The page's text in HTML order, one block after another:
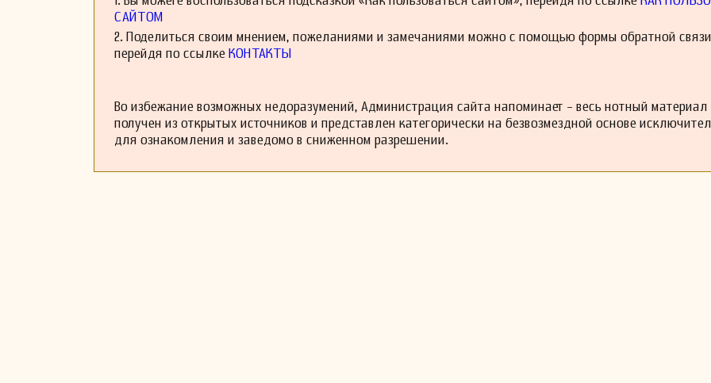
САЙТОМ
2. Поделиться своим мнением, пожеланиями и замечаниями можно с помощью формы обратной
перейдя по ссылке КОНТАКТЫ
Во избежание возможных недоразумений, Администрация сайта напоминает - весь нотный материал
получен из открытых источников и представлен категорически на безвозмездной основе
для ознакомления и заведомо в сниженном разрешении.